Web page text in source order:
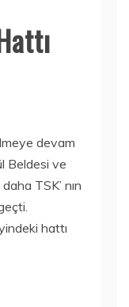
devam
Beldesi ve
TSK’ nın
hattı